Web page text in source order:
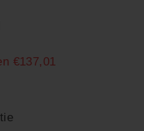
€137,01